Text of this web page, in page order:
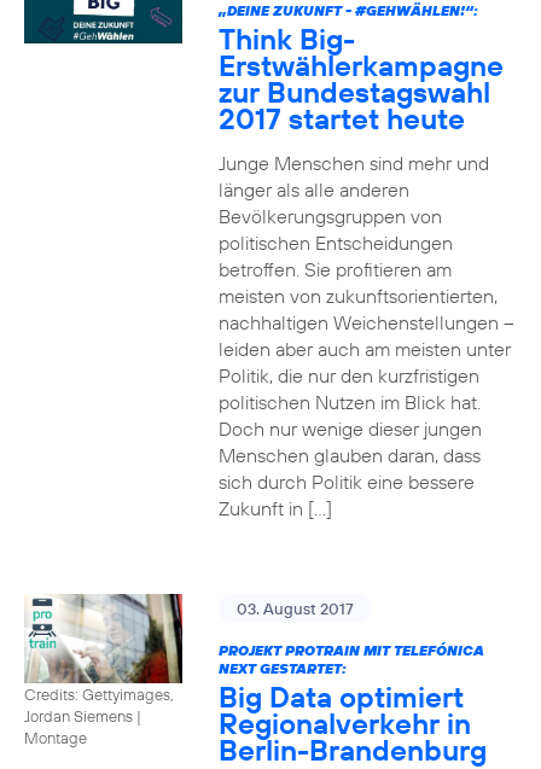
„DEINE ZUKUNFT - #GEHWÄHLEN!“:
Think Big-
Erstwählerkampagne
zur Bundestagswahl
2017 startet heute
Junge Menschen sind mehr und
länger als alle anderen
Bevölkerungsgruppen von
politischen Entscheidungen
betroffen. Sie profitieren am
meisten von zukunftsorientierten,
nachhaltigen Weichenstellungen –
leiden aber auch am meisten unter
Politik, die nur den kurzfristigen
politischen Nutzen im Blick hat.
Doch nur wenige dieser jungen
Menschen glauben daran, dass
sich durch Politik eine bessere
Zukunft in […]
Credits: Gettyimages,
Jordan Siemens |
Montage
03. August 2017
PROJEKT PROTRAIN MIT TELEFÓNICA
NEXT GESTARTET:
Big Data optimiert
Regionalverkehr in
Berlin-Brandenburg